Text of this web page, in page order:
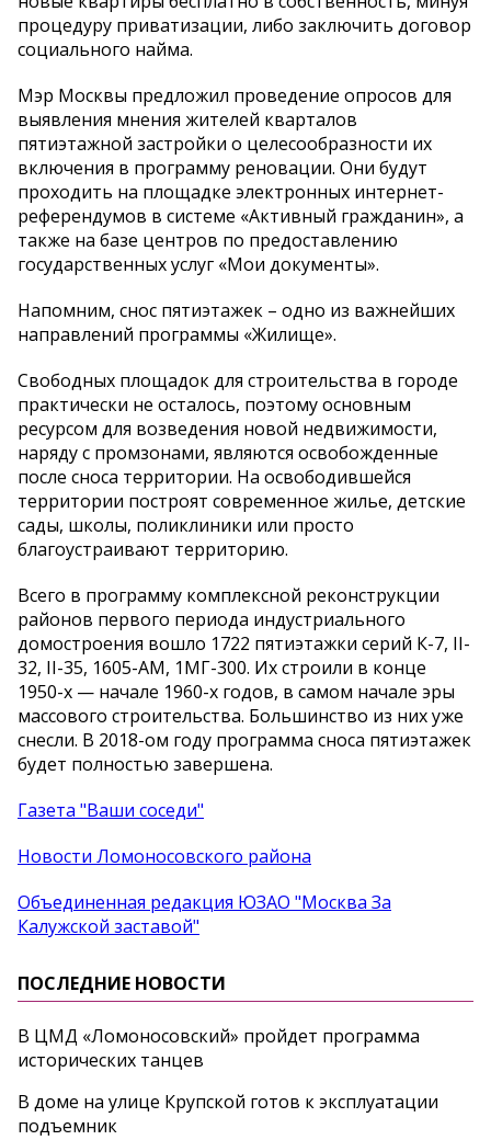
процедуру приватизации, либо заключить договор
социального найма.
Мэр Москвы предложил проведение опросов для
выявления мнения жителей кварталов
пятиэтажной застройки о целесообразности их
включения в программу реновации. Они будут
проходить на площадке электронных интернет-
референдумов в системе «Активный гражданин», а
также на базе центров по предоставлению
государственных услуг «Мои документы».
Напомним, снос пятиэтажек – одно из важнейших
направлений программы «Жилище».
Свободных площадок для строительства в городе
практически не осталось, поэтому основным
ресурсом для возведения новой недвижимости,
наряду с промзонами, являются освобожденные
после сноса территории. На освободившейся
территории построят современное жилье, детские
сады, школы, поликлиники или просто
благоустраивают территорию.
Всего в программу комплексной реконструкции
районов первого периода индустриального
домостроения вошло 1722 пятиэтажки серий К-7, II-
32, II-35, 1605-АМ, 1МГ-300. Их строили в конце
1950-х — начале 1960-х годов, в самом начале эры
массового строительства. Большинство из них уже
снесли. В 2018-ом году программа сноса пятиэтажек
будет полностью завершена.
Газета "Ваши соседи"
Новости Ломоносовского района
Объединенная редакция ЮЗАО "Москва За
Калужской заставой"
ПОСЛЕДНИЕ НОВОСТИ
В ЦМД «Ломоносовский» пройдет программа
исторических танцев
В доме на улице Крупской готов к эксплуатации
подъемник